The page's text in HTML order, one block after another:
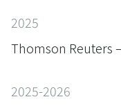
2025
Thomson Reuters
2025-2026